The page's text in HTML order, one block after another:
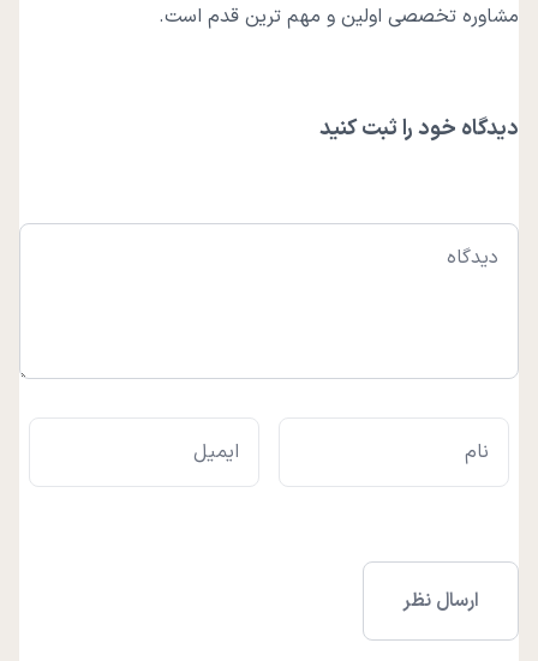
مشاوره تخصصی اولین و مهم ترین قدم است.
دیدگاه خود را ثبت کنید